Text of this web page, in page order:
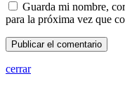
Guarda mi nombre,
para la próxima vez que
cerrar